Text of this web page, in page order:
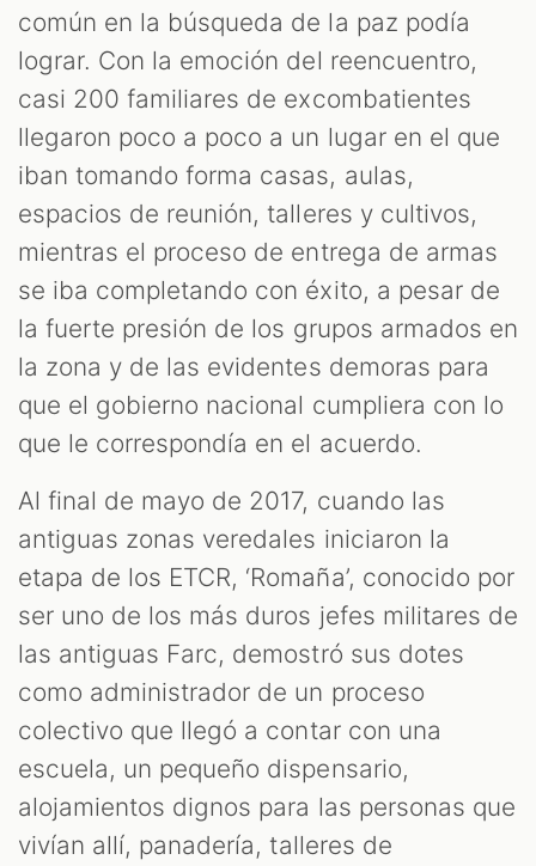
común en la búsqueda de la paz podía
lograr. Con la emoción del reencuentro,
casi 200 familiares de excombatientes
llegaron poco a poco a un lugar en el que
iban tomando forma casas, aulas,
espacios de reunión, talleres y cultivos,
mientras el proceso de entrega de armas
se iba completando con éxito, a pesar de
la fuerte presión de los grupos armados en
la zona y de las evidentes demoras para
que el gobierno nacional cumpliera con lo
que le correspondía en el acuerdo.
Al final de mayo de 2017, cuando las
antiguas zonas veredales iniciaron la
etapa de los ETCR, ‘Romaña’, conocido por
ser uno de los más duros jefes militares de
las antiguas Farc, demostró sus dotes
como administrador de un proceso
colectivo que llegó a contar con una
escuela, un pequeño dispensario,
alojamientos dignos para las personas que
vivían allí, panadería, talleres de